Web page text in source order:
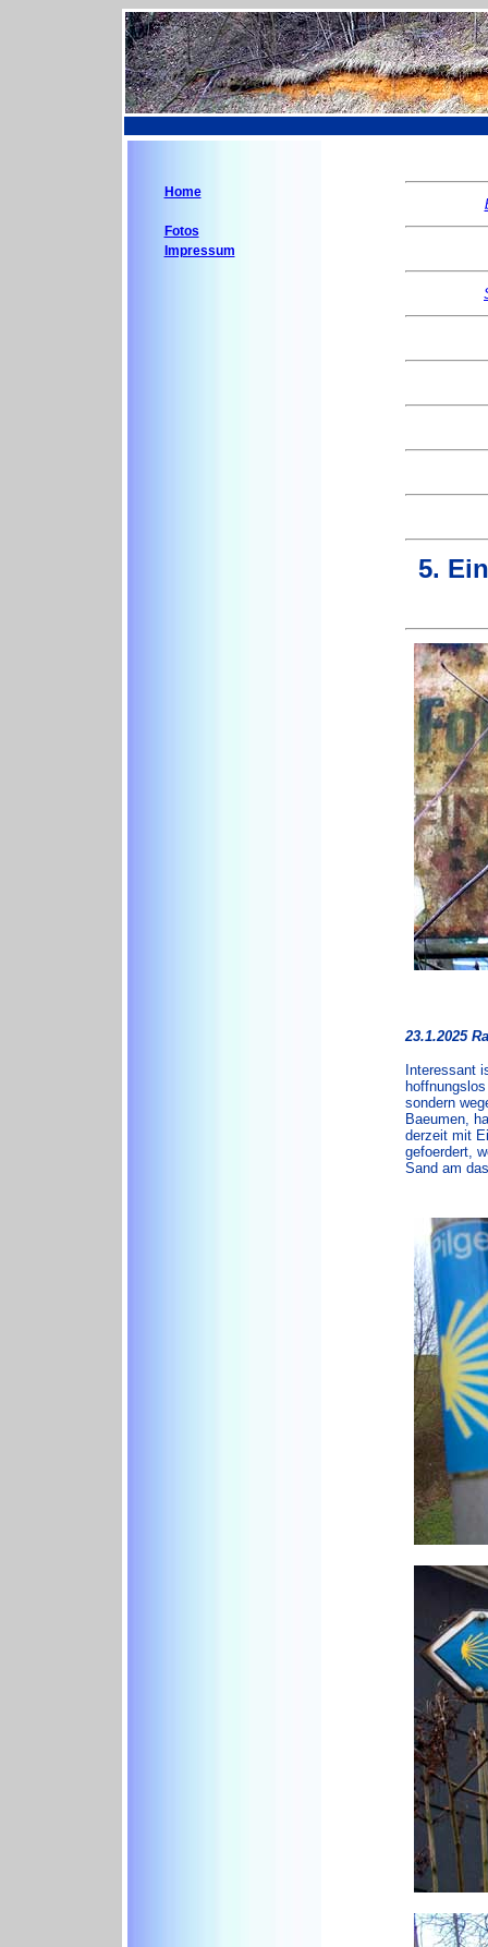
Home
Fotos
Impressum
5.
23.1.2025
Interessant
sondern
Baeumen,
derzeit mit
gefoerdert,
Sand am